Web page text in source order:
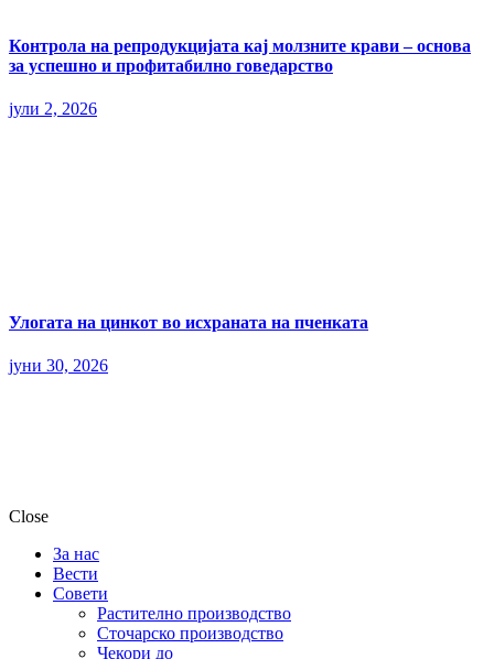
Контрола на репродукцијата кај молзните крави – основа
за успешно и профитабилно говедарство
јули 2, 2026
Улогата на цинкот во исхраната на пченката
јуни 30, 2026
Close
За нас
Вести
Совети
Растително производство
Сточарско производство
Чекори до